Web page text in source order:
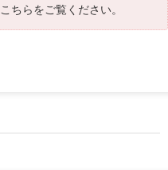
こちらをご覧ください。